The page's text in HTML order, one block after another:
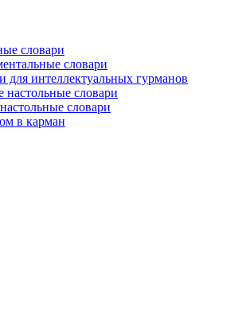
словари
словари
для интеллектуальных гурманов
настольные словари
словари
в карман